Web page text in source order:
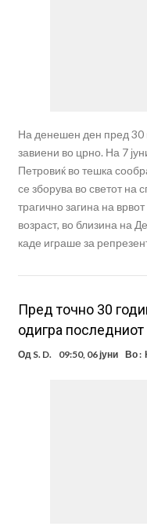
На денешен ден пред 30
завиени во црно. На 7
Петровиќ во тешка
се зборува во светот на
трагично загина на
возраст, во близина на
каде играше за
Пред точно 30
одигра последниот
Од S. D. 09:50, 06 јуни Во :